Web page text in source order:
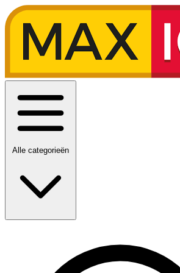
Alle categorieën